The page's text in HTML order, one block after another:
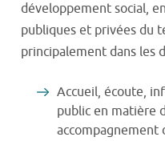
développement social,
publiques et privées du
principalement dans les
Accueil, écoute,
public en matière
accompagnement